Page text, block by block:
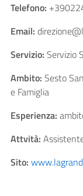
Telefono:
Email:
Servizio: Servizio
Ambito: Sesto
e Famiglia
Esperienza:
Attvità:
Sito: